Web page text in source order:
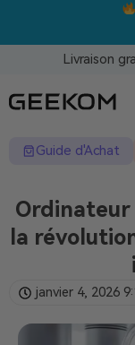
Livraison
Guide d'Achat
la
janvier 4, 2026